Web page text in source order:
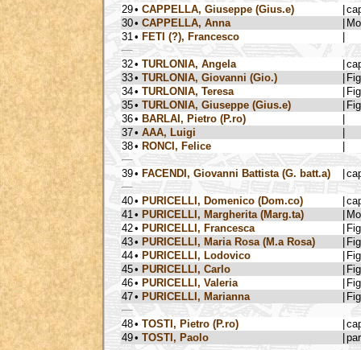
29• CAPPELLA, Giuseppe (Gius.e)
30• CAPPELLA, Anna
31 • FETI (?), Francesco
32• TURLONIA, Angela
33• TURLONIA, Giovanni (Gio.)
34• TURLONIA, Teresa
35• TURLONIA, Giuseppe (Gius.e)
36• BARLAI, Pietro (P.ro)
37• AAA, Luigi
38• RONCI, Felice
39• FACENDI, Giovanni Battista (G. batt.a)
40• PURICELLI, Domenico (Dom.co)
41 • PURICELLI, Margherita (Marg.ta)
42• PURICELLI, Francesca
43• PURICELLI, Maria Rosa (M.a Rosa)
44• PURICELLI, Lodovico
45• PURICELLI, Carlo
46• PURICELLI, Valeria
47• PURICELLI, Marianna
48• TOSTI, Pietro (P.ro)
49• TOSTI, Paolo